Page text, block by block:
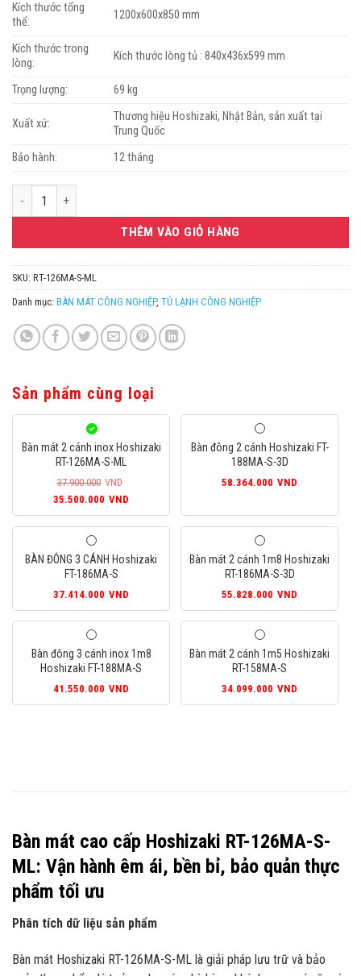
Kích thước tổng
thể:
1200x600x850 mm
Kích thước trong
lòng:
Kích thước lòng tủ : 840x436x599 mm
Trọng lượng: 69 kg
Xuất xứ:
Thương hiệu Hoshizaki, Nhật Bản, sản xuất tại
Trung Quốc
Bảo hành:
12 tháng
Bàn mát 2 cánh inox Hoshizaki RT-126MA-S-ML số lượng
THÊM VÀO GIỎ HÀNG
SKU: RT-126MA-S-ML
Danh mục: BÀN MÁT CÔNG NGHIỆP, TỦ LẠNH CÔNG NGHIỆP
Sản phẩm cùng loại
Bàn mát 2 cánh inox Hoshizaki
RT-126MA-S-ML
37.900.000 VND
Giá
gốc
37.900.000VND.
35.500.000 VND
hiện
35.500.000VND.
Bàn đông 2 cánh Hoshizaki FT-
188MA-S-3D
58.364.000 VND
BÀN ĐÔNG 3 CÁNH Hoshizaki
FT-186MA-S
37.414.000 VND
Bàn mát 2 cánh 1m8 Hoshizaki
RT-186MA-S-3D
55.828.000 VND
Bàn đông 3 cánh inox 1m8
Hoshizaki FT-188MA-S
41.550.000 VND
Bàn mát 2 cánh 1m5 Hoshizaki
RT-158MA-S
34.099.000 VND
Bàn mát cao cấp Hoshizaki RT-126MA-S-
ML: Vận hành êm ái, bền bỉ, bảo quản thực
phẩm tối ưu
Phân tích dữ liệu sản phẩm
Bàn mát Hoshizaki RT-126MA-S-ML là giải pháp lưu trữ và bảo